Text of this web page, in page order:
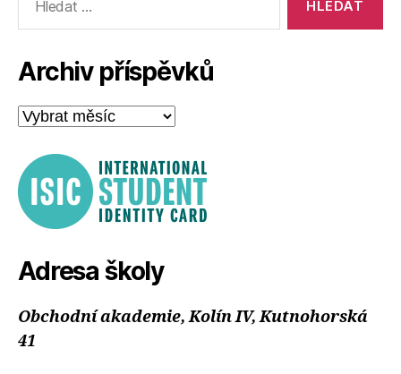
vyhledávání:
Archiv příspěvků
Archiv
příspěvků
Adresa školy
Obchodní akademie, Kolín IV, Kutnohorská
41